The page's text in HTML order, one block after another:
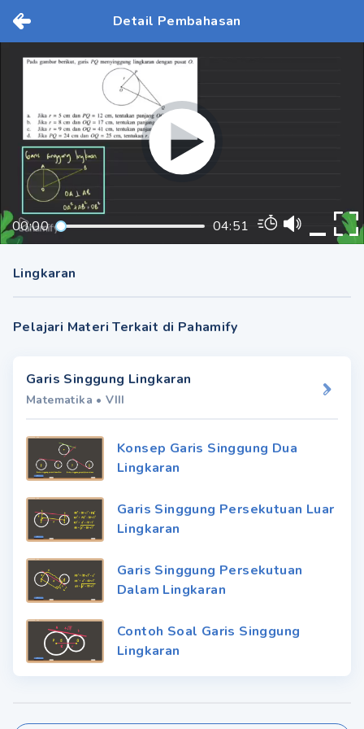
Detail Pembahasan
00:00 04:51
Lingkaran
Pelajari Materi Terkait di Pahamify
Garis Singgung Lingkaran
Matematika •VIII
Konsep Garis Singgung Dua
Lingkaran
Garis Singgung Persekutuan Luar
Lingkaran
Garis Singgung Persekutuan
Dalam Lingkaran
Contoh Soal Garis Singgung
Lingkaran